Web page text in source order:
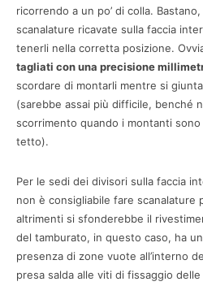
ricorrendo a un po’ di colla.
scanalature ricavate sulla faccia
tenerli nella corretta posizione.
tagliati con una precisione
scordare di montarli mentre si
(sarebbe assai più difficile, benché
scorrimento quando i montanti
tetto).
Per le sedi dei divisori sulla faccia
non è consigliabile fare scanalature
altrimenti si sfonderebbe il
del tamburato, in questo caso, ha
presenza di zone vuote all’interno
presa salda alle viti di fissaggio